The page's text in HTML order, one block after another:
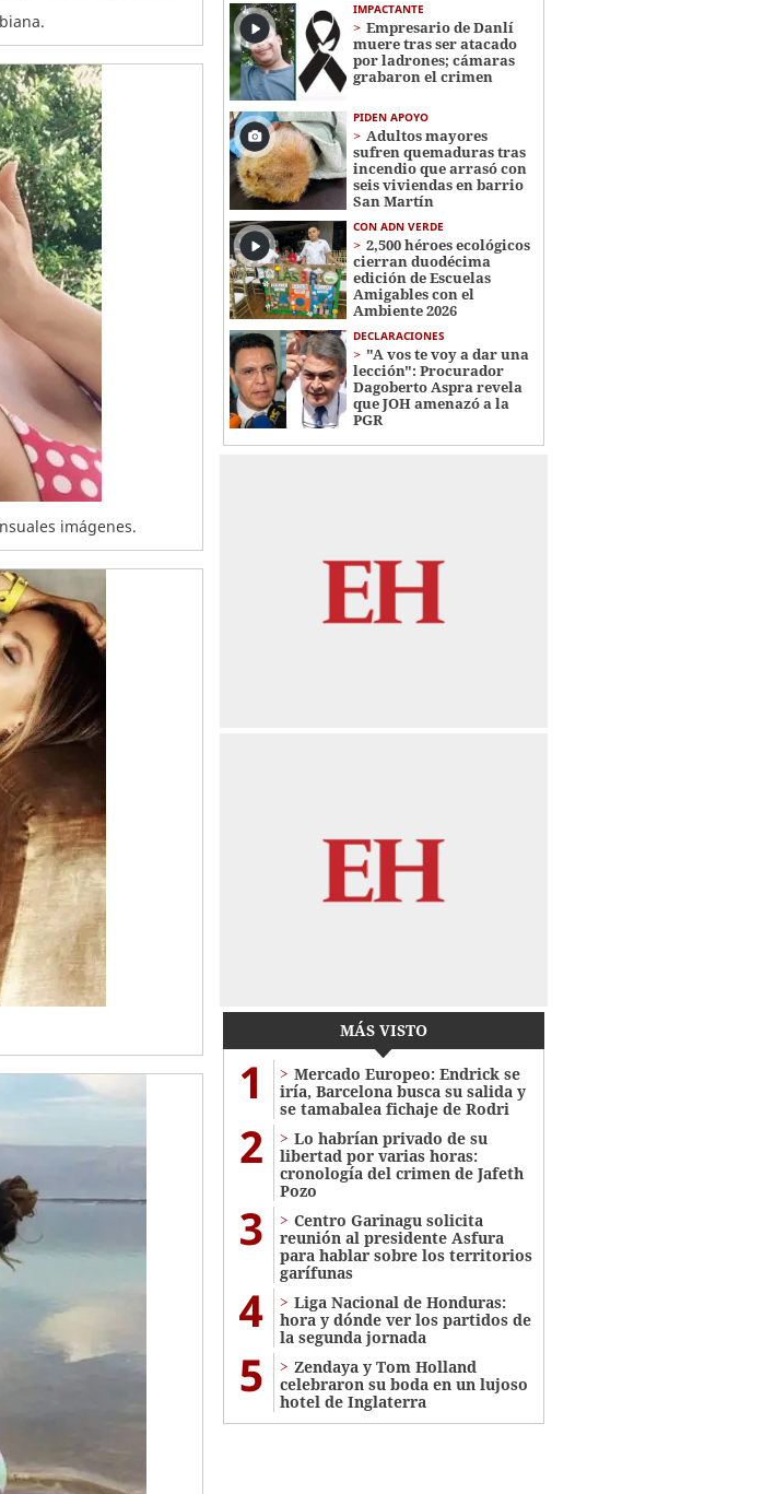
imágenes.
IMPACTANTE
Empresario de Danlí
muere tras ser atacado
por ladrones; cámaras
grabaron el crimen
PIDEN APOYO
Adultos mayores
sufren quemaduras tras
incendio que arrasó con
seis viviendas en barrio
San Martín
CON ADN VERDE
2,500 héroes ecológicos
cierran duodécima
edición de Escuelas
Amigables con el
Ambiente 2026
DECLARACIONES
"A vos te voy a dar una
lección": Procurador
Dagoberto Aspra revela
que JOH amenazó a la
PGR
MÁS VISTO
1
Mercado Europeo: Endrick se
iría, Barcelona busca su salida y
se tamabalea fichaje de Rodri
2
Lo habrían privado de su
libertad por varias horas:
cronología del crimen de Jafeth
Pozo
3
Centro Garinagu solicita
reunión al presidente Asfura
para hablar sobre los territorios
garífunas
4
Liga Nacional de Honduras:
hora y dónde ver los partidos de
la segunda jornada
5
Zendaya y Tom Holland
celebraron su boda en un lujoso
hotel de Inglaterra